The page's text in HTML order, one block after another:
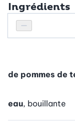
Ingrédients
Réduire le
Personnes
de pommes de
eau, bouillante